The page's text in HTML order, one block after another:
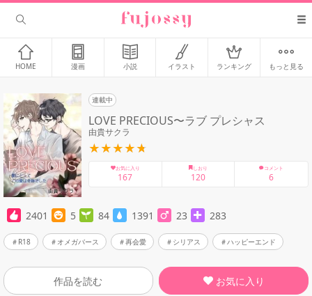
HOME 漫画 小説 イラスト ランキング もっと見る
連載中
LOVE PRECIOUS〜ラブ プレシャス
由貴サクラ
お気に入り
167
しおり
120
コメント
6
2401 5 84 1391 23 283
R18 オメガバース 再会愛 シリアス ハッピーエンド
作品を読む お気に入り